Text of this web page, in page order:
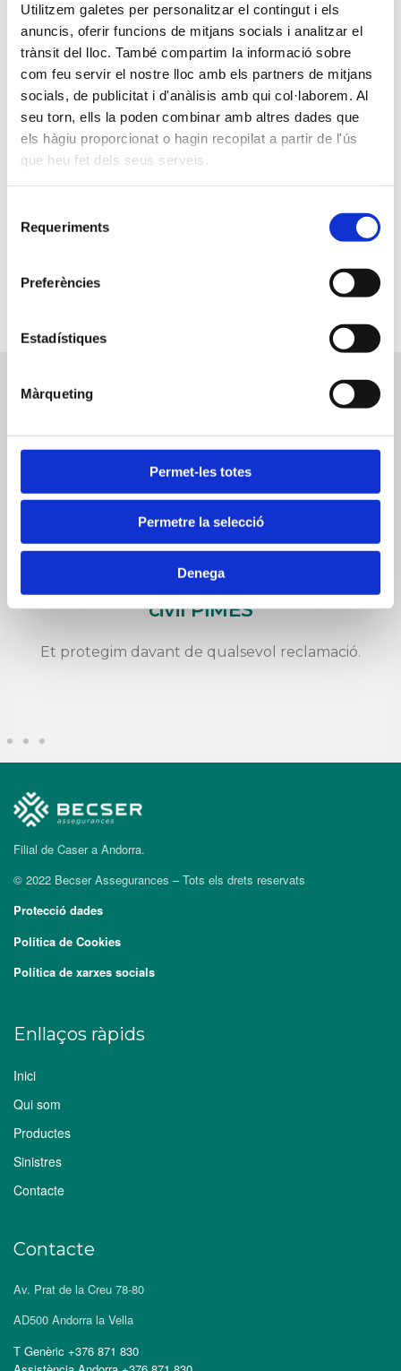
Utilitzem galetes per personalitzar el contingut i els
anuncis, oferir funcions de mitjans socials i analitzar el
trànsit del lloc. També compartim la informació sobre
com feu servir el nostre lloc amb els partners de mitjans
socials, de publicitat i d'anàlisis amb qui col·laborem. Al
seu torn, ells la poden combinar amb altres dades que
els hàgiu proporcionat o hagin recopilat a partir de l'ús
que heu fet dels seus serveis.
Requeriments
Preferències
Estadístiques
Màrqueting
Permet-les totes
Permetre la selecció
Denega
Altres assegurances de Becser
Assegurança de responsabilitat
civil PIMES
Et protegim davant de qualsevol reclamació.
Filial de Caser a Andorra.
© 2022 Becser Assegurances – Tots els drets reservats
Protecció dades
Política de Cookies
Política de xarxes socials
Enllaços ràpids
Inici
Qui som
Productes
Sinistres
Contacte
Contacte
Av. Prat de la Creu 78-80
AD500 Andorra la Vella
T Genèric +376 871 830